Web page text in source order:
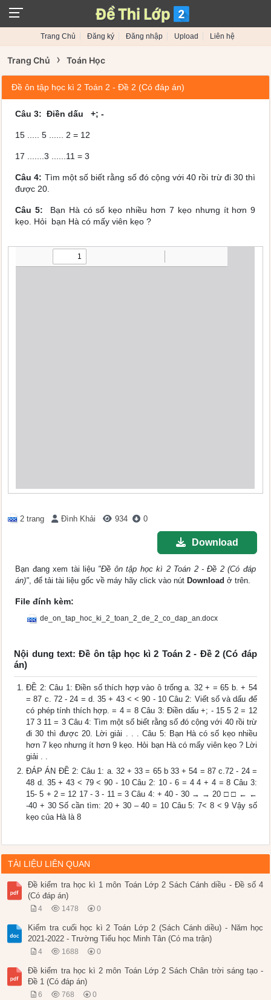
Trang Chủ Đăng ký Đăng nhập Upload Liên hệ
Trang Chủ › Toán Học
Đề ôn tập học kì 2 Toán 2 - Đề 2 (Có đáp án)
Câu 3: Điền dấu +; -
15 ..... 5 ...... 2 = 12
17 .......3 ......11 = 3
Câu 4: Tìm một số biết rằng số đó cộng với 40 rồi trừ đi 30 thì
được 20.
Câu 5: Bạn Hà có số kẹo nhiều hơn 7 kẹo nhưng ít hơn 9
kẹo. Hỏi bạn Hà có mấy viên kẹo ?
2 trang Đình Khải 934 0
Download
Bạn đang xem tài liệu "Đề ôn tập học kì 2 Toán 2 - Đề 2 (Có đáp
án)", để tải tài liệu gốc về máy hãy click vào nút Download ở trên.
File đính kèm:
de_on_tap_hoc_ki_2_toan_2_de_2_co_dap_an.docx
Nội dung text: Đề ôn tập học kì 2 Toán 2 - Đề 2 (Có đáp
án)
ĐỀ 2: Câu 1: Điền số thích hợp vào ô trống a. 32 + = 65 b. + 54
= 87 c. 72 - 24 = d. 35 + 43 < < 90 - 10 Câu 2: Viết số và dấu để
có phép tính thích hợp. = 4 = 8 Câu 3: Điền dấu +; - 15 5 2 = 12
17 3 11 = 3 Câu 4: Tìm một số biết rằng số đó cộng với 40 rồi trừ
đi 30 thì được 20. Lời giải . . . Câu 5: Bạn Hà có số kẹo nhiều
hơn 7 kẹo nhưng ít hơn 9 kẹo. Hỏi bạn Hà có mấy viên kẹo ? Lời
giải . .
ĐÁP ÁN ĐỀ 2: Câu 1: a. 32 + 33 = 65 b 33 + 54 = 87 c.72 - 24 =
48 d. 35 + 43 < 79 < 90 - 10 Câu 2: 10 - 6 = 4 4 + 4 = 8 Câu 3:
15- 5 + 2 = 12 17 - 3 - 11 = 3 Câu 4: + 40 - 30 → → 20 □ □ ← ←
-40 + 30 Số cần tìm: 20 + 30 – 40 = 10 Câu 5: 7< 8 < 9 Vậy số
kẹo của Hà là 8
TÀI LIỆU LIÊN QUAN
Đề kiểm tra học kì 1 môn Toán Lớp 2 Sách Cánh diều - Đề số 4
(Có đáp án)
4 1478 0
Kiểm tra cuối học kì 2 Toán Lớp 2 (Sách Cánh diều) - Năm học
2021-2022 - Trường Tiểu học Minh Tân (Có ma trận)
4 1688 0
Đề kiểm tra học kì 2 môn Toán Lớp 2 Sách Chân trời sáng tạo -
Đề 1 (Có đáp án)
6 768 0